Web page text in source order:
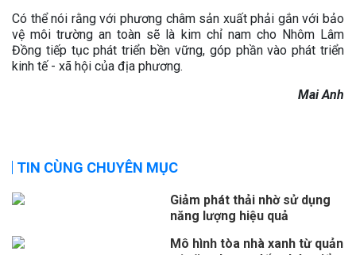
Có thể nói rằng với phương châm sản xuất phải gắn với bảo
vệ môi trường an toàn sẽ là kim chỉ nam cho Nhôm Lâm
Đồng tiếp tục phát triển bền vững, góp phần vào phát triển
kinh tế - xã hội của địa phương.
Mai Anh
TIN CÙNG CHUYÊN MỤC
Giảm phát thải nhờ sử dụng
năng lượng hiệu quả
Mô hình tòa nhà xanh từ quản